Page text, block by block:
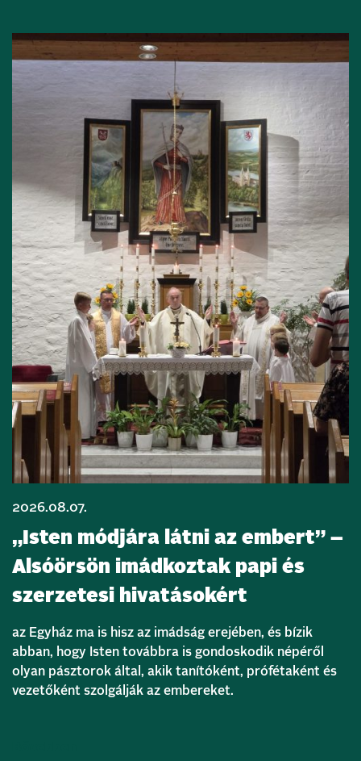
2026.08.07.
„Isten módjára látni az embert” –
Alsóörsön imádkoztak papi és
szerzetesi hivatásokért
az Egyház ma is hisz az imádság erejében, és bízik
abban, hogy Isten továbbra is gondoskodik népéről
olyan pásztorok által, akik tanítóként, prófétaként és
vezetőként szolgálják az embereket.